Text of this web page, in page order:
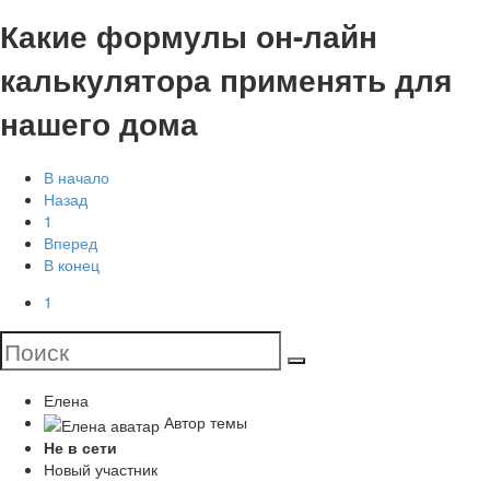
Какие формулы он-лайн
калькулятора применять для
нашего дома
В начало
Назад
1
Вперед
В конец
1
Елена
Автор темы
Не в сети
Новый участник